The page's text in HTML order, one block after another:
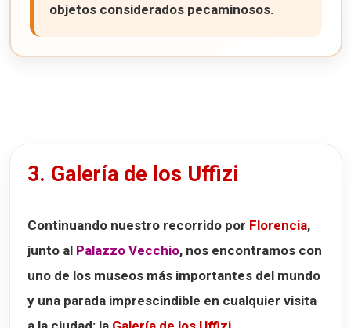
objetos considerados pecaminosos.
3. Galería de los Uffizi
Continuando nuestro recorrido por Florencia,
junto al Palazzo Vecchio, nos encontramos con
uno de los museos más importantes del mundo
y una parada imprescindible en cualquier visita